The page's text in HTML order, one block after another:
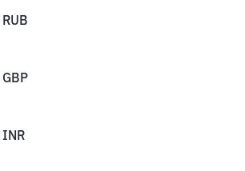
RUB
GBP
INR